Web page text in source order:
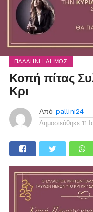
ΠΑΛΛΉΝΗ ΔΉΜΟΣ
Κοπή πίτας
Κρι
Από pallini24
Δημοσιεύθηκε 11